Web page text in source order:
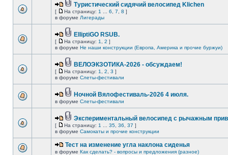
Туристический сидячий велосипед Klichen
[ На страницу: 1 6 7 8 ]
в форуме Лигерады
ElliptiGO RSUB.
[ На страницу: 1 2 ]
в форуме Не наши конструкции (Европа, Америка и прочие буржуи)
ВЕЛОЭКЗОТИКА-2026 - обсуждаем!
[ На страницу: 1 2 3 ]
в форуме Слеты-фестивали
Ночной Вялофестиваль-2026 4 июля.
в форуме Слеты-фестивали
Экспериментальный велосипед с рычажным
[ На страницу: 1 35 36 37 ]
в форуме Самокаты и прочие конструкции
Тест на изменение угла наклона сиденья
в форуме Как сделать? - вопросы и предложения (разное)